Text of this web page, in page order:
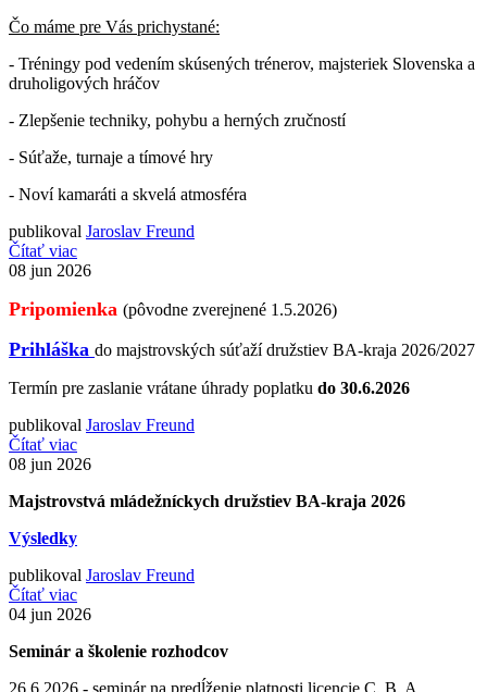
Čo máme pre Vás prichystané:
- Tréningy pod vedením skúsených trénerov, majsteriek Slovenska a
druholigových hráčov
- Zlepšenie techniky, pohybu a herných zručností
- Súťaže, turnaje a tímové hry
- Noví kamaráti a skvelá atmosféra
publikoval Jaroslav Freund
Čítať viac
08 jun 2026
Pripomienka (pôvodne zverejnené 1.5.2026)
Prihláška do majstrovských súťaží družstiev BA-kraja 2026/2027
Termín pre zaslanie vrátane úhrady poplatku do 30.6.2026
publikoval Jaroslav Freund
Čítať viac
08 jun 2026
Majstrovstvá mládežníckych družstiev BA-kraja 2026
Výsledky
publikoval Jaroslav Freund
Čítať viac
04 jun 2026
Seminár a školenie rozhodcov
26.6.2026 - seminár na predĺženie platnosti licencie C, B, A